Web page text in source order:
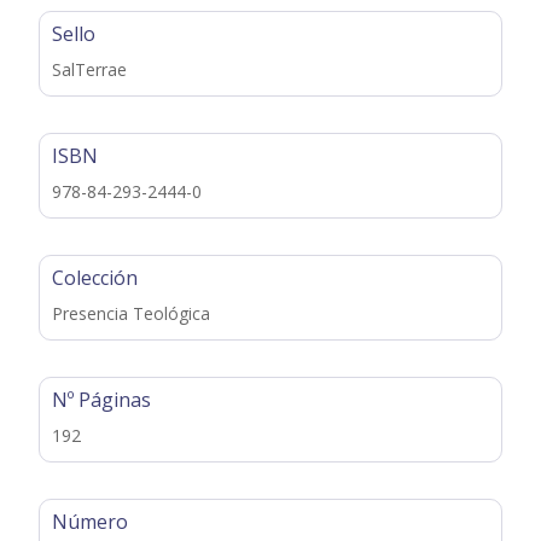
Sello
SalTerrae
ISBN
978-84-293-2444-0
Colección
Presencia Teológica
Nº Páginas
192
Número